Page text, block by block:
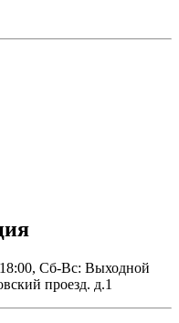
Сб-Вс: Выходной
проезд. д.1